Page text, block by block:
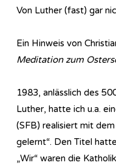
Von Luther (fast) gar
Ein Hinweis von
Meditation zum
1983, anlässlich des
Luther, hatte ich u.a.
(SFB) realisiert mit
gelernt“. Den Titel
„Wir“ waren die